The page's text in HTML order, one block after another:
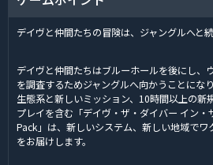
デイヴと仲間たちの冒険は、ジャングルへと
デイヴと仲間たちはブルーホールを後にし、
を調査するためジャングルへ向かうことにな
生態系と新しいミッション、10時間以上の新
プレイを含む「デイヴ・ザ・ダイバー イン
Pack」は、新しいシステム、新しい地域で
をお届けします。